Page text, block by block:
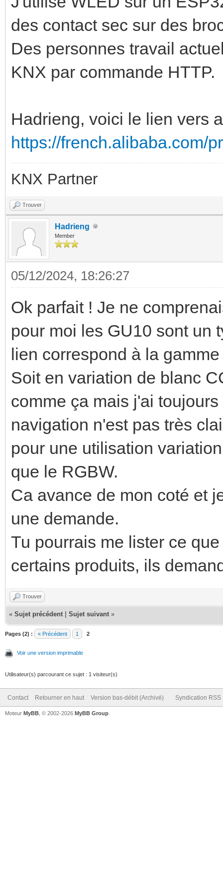
des contact sec sur des
Des personnes travail
KNX par commande HTTP.
Hadrieng, voici le lien vers
https://french.alibaba.com/
KNX Partner
Trouver
Hadrieng
Member
05/12/2024, 18:26:27
Ok parfait ! Je ne
pour moi les GU10 sont un
lien correspond à la
Soit en variation de blanc
comme ça mais j'ai
navigation n'est pas très
pour une utilisation
que le RGBW.
Ca avance de mon coté et
une demande.
Tu pourrais me lister ce
certains produits, ils
Trouver
« Sujet précédent Sujet suivant »
Pages (2) : « Précédent 1 2
Voir une version imprimable
Utilisateur(s) parcourant ce sujet : 1 visiteur(s)
Contact Retourner en haut Version bas-débit (Archivé) Syndication RSS
Moteur MyBB , © 2002-2026 MyBB Group